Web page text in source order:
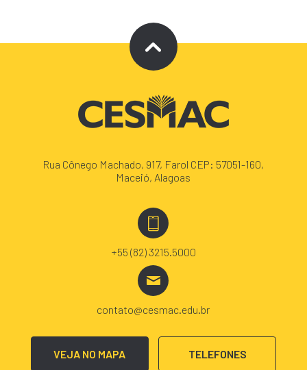
Rua Cônego Machado, 917, Farol CEP: 57051-160,
Maceió, Alagoas
+55 (82) 3215.5000
contato@cesmac.edu.br
VEJA NO MAPA TELEFONES